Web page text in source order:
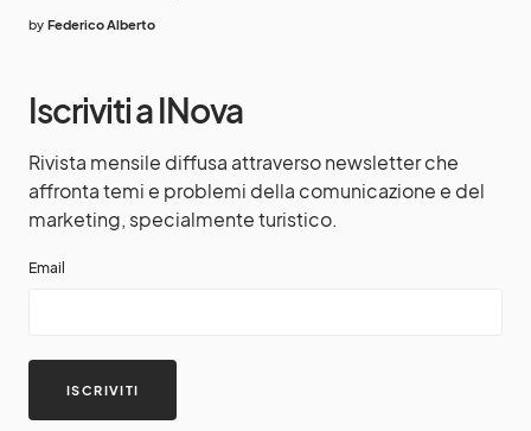
by Federico Alberto
Iscriviti a INova
Rivista mensile diffusa attraverso newsletter che
affronta temi e problemi della comunicazione e del
marketing, specialmente turistico.
Email